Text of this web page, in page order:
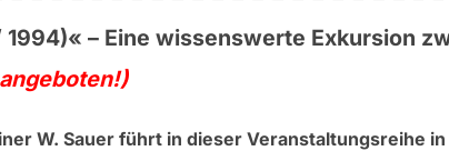
1994)« – Eine wissenswerte Exkursion
W. Sauer führt in dieser Veranstaltungsreihe